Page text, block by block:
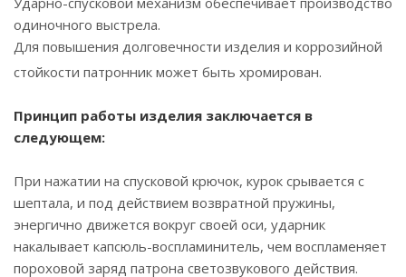
одиночного выстрела.
Для повышения долговечности изделия и коррозийной
стойкости патронник может быть хромирован.
Принцип работы изделия заключается в
следующем:
При нажатии на спусковой крючок, курок срывается с
шептала, и под действием возвратной пружины,
энергично движется вокруг своей оси, ударник
накалывает капсюль-воспламинитель, чем воспламеняет
пороховой заряд патрона светозвукового действия.